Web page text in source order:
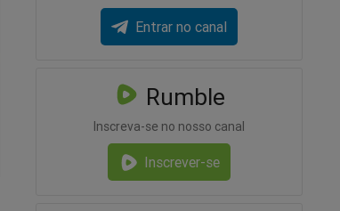
Entrar no canal
Rumble
Inscreva-se no nosso canal
Inscrever-se